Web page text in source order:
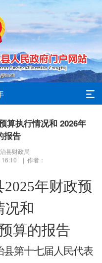
算执行情况和 2026年
报告
县财政局
16:10 | 作者：
2025年财政预
况和
算的报告
县第十七届人民代表